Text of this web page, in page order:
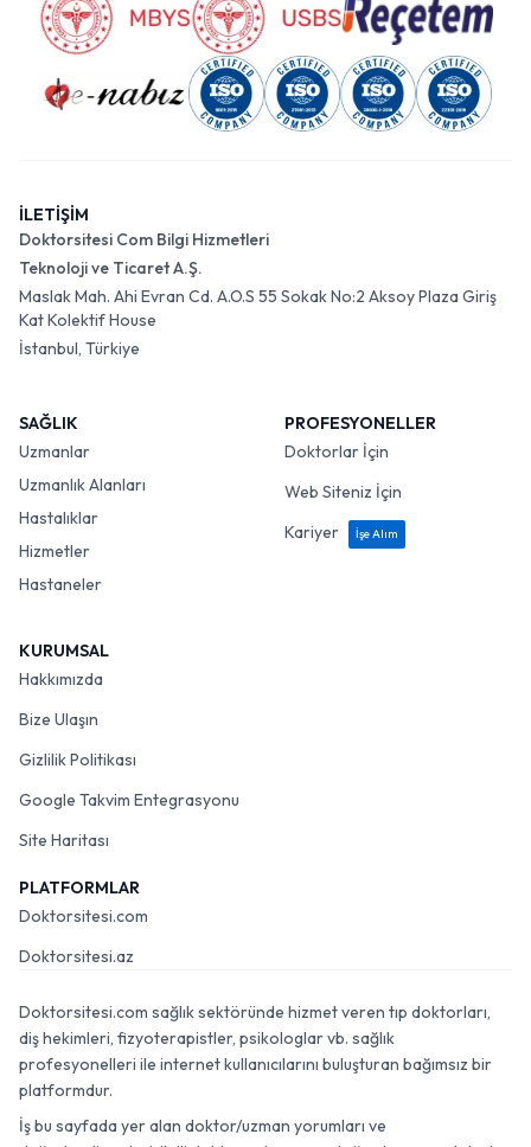
İLETİŞİM
Doktorsitesi Com Bilgi Hizmetleri
Teknoloji ve Ticaret A.Ş.
Maslak Mah. Ahi Evran Cd. A.O.S 55 Sokak No:2 Aksoy Plaza Giriş
Kat Kolektif House
İstanbul, Türkiye
SAĞLIK
Uzmanlar
Uzmanlık Alanları
Hastalıklar
Hizmetler
Hastaneler
PROFESYONELLER
Doktorlar İçin
Web Siteniz İçin
Kariyer
İşe Alım
KURUMSAL
Hakkımızda
Bize Ulaşın
Gizlilik Politikası
Google Takvim Entegrasyonu
Site Haritası
PLATFORMLAR
Doktorsitesi.com
Doktorsitesi.az
Doktorsitesi.com sağlık sektöründe hizmet veren tıp doktorları,
diş hekimleri, fizyoterapistler, psikologlar vb. sağlık
profesyonelleri ile internet kullanıcılarını buluşturan bağımsız bir
platformdur.
İş bu sayfada yer alan doktor/uzman yorumları ve